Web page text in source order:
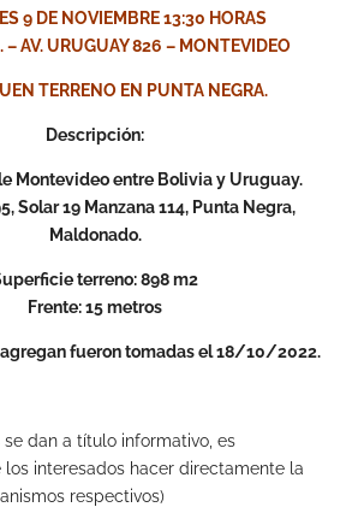
9 DE NOVIEMBRE 13:30 HORAS
– AV. URUGUAY 826 – MONTEVIDEO
TERRENO EN PUNTA NEGRA.
Descripción:
Montevideo entre Bolivia y Uruguay.
Solar 19 Manzana 114, Punta Negra,
Maldonado.
terreno: 898 m2
Frente: 15 metros
agregan fueron tomadas el 18/10/2022.
se dan a título informativo, es
interesados hacer directamente la
respectivos)